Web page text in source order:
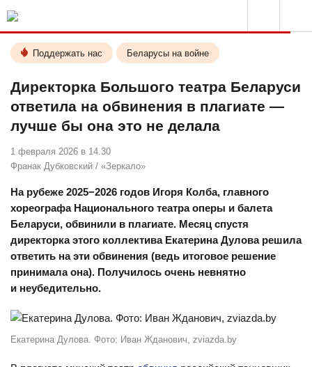
Поддержать нас Беларусы на войне
Директорка Большого театра Беларуси
ответила на обвинения в плагиате —
лучше бы она это не делала
1 февраля 2026 в 14.30
Франак Дубковский / «Зеркало»
На рубеже 2025−2026 годов Игоря Колба, главного
хореографа Национального театра оперы и балета
Беларуси, обвинили в плагиате. Месяц спустя
директорка этого коллектива Екатерина Дулова решила
ответить на эти обвинения (ведь итоговое решение
принимала она). Получилось очень невнятно
и неубедительно.
Екатерина Дулова. Фото: Иван Жданович, zviazda.by